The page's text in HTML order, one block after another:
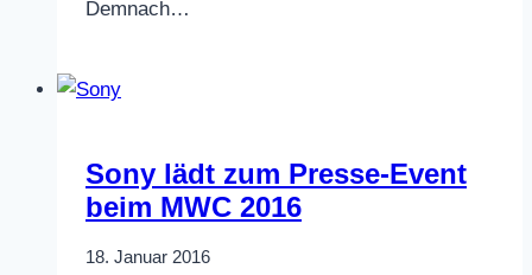
Demnach…
Sony lädt zum Presse-Event
beim MWC 2016
18. Januar 2016